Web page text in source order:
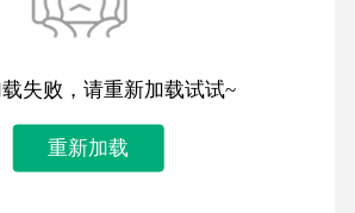
失败，请重新加载试试~
重新加载